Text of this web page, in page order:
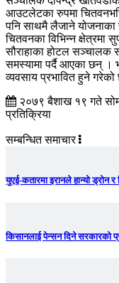
आउटलेटका रुपमा
पनि साथमै लैजाने
चितवनका विभिन्न क्षेत्रमा
सौराहाका होटल सञ्चालक
समस्यामा पर्दै आएका छन् ।
व्यवसाय प्रभावित हुने गरेको
२०७९ बैशाख १९ गते
प्रतिक्रिया
सम्बन्धित समाचार
युएई-कतारमा इरानले हान्यो ड्रोन र
किसानलाई पेन्सन दिने सरकारको